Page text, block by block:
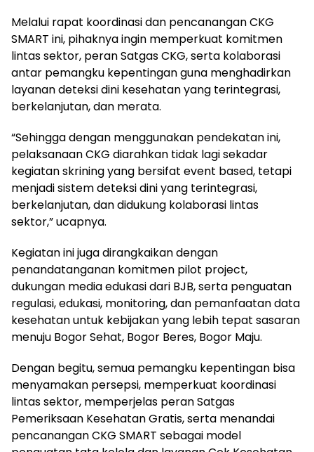
Melalui rapat koordinasi dan pencanangan CKG
SMART ini, pihaknya ingin memperkuat komitmen
lintas sektor, peran Satgas CKG, serta kolaborasi
antar pemangku kepentingan guna menghadirkan
layanan deteksi dini kesehatan yang terintegrasi,
berkelanjutan, dan merata.
“Sehingga dengan menggunakan pendekatan ini,
pelaksanaan CKG diarahkan tidak lagi sekadar
kegiatan skrining yang bersifat event based, tetapi
menjadi sistem deteksi dini yang terintegrasi,
berkelanjutan, dan didukung kolaborasi lintas
sektor,” ucapnya.
Kegiatan ini juga dirangkaikan dengan
penandatanganan komitmen pilot project,
dukungan media edukasi dari BJB, serta penguatan
regulasi, edukasi, monitoring, dan pemanfaatan data
kesehatan untuk kebijakan yang lebih tepat sasaran
menuju Bogor Sehat, Bogor Beres, Bogor Maju.
Dengan begitu, semua pemangku kepentingan bisa
menyamakan persepsi, memperkuat koordinasi
lintas sektor, memperjelas peran Satgas
Pemeriksaan Kesehatan Gratis, serta menandai
pencanangan CKG SMART sebagai model